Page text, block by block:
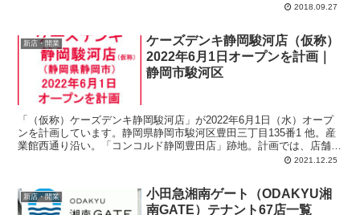
2018.09.27
新店・開業
ケーズデンキ静岡駿河店（仮称）
2022年6月1日オープンを計画｜
静岡市駿河区
「（仮称）ケーズデンキ静岡駿河店」が2022年6月1日（水）オープ
ンを計画しています。静岡県静岡市駿河区豊田三丁目135番1 他。産
業館西通り沿い。「コンコルド静岡豊田店」跡地。計画では、店舗面
積：3,822平方メートル、駐車場：190台、駐輪場：36台、営業時
2021.12.25
新店・開業
小田急湘南ゲート（ODAKYU湘
南GATE）テナント67店一覧